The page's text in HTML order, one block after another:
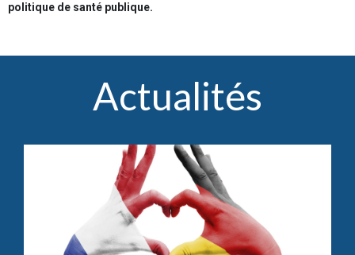
politique de santé publique.
Actualités